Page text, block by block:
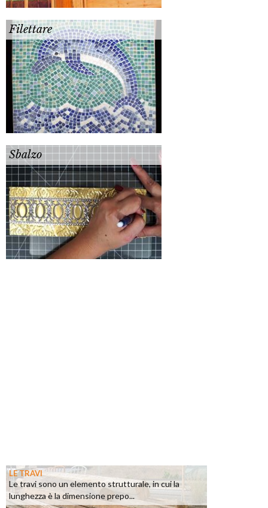
Filettare
Sbalzo
LE TRAVI
Le travi sono un elemento strutturale, in cui la
lunghezza è la dimensione prepo...